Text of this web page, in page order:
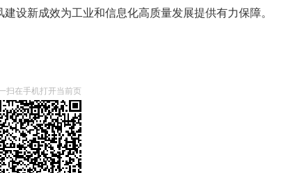
设新成效为工业和信息化高质量发展提供有力保障。
扫在手机打开当前页